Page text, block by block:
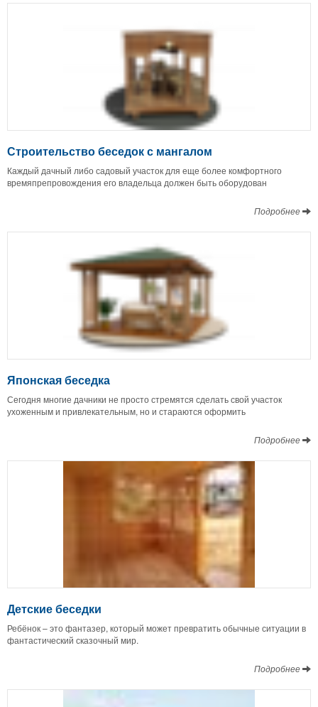
Строительство беседок с мангалом
Каждый дачный либо садовый участок для еще более комфортного
времяпрепровождения его владельца должен быть оборудован
Подробнее
Японская беседка
Сегодня многие дачники не просто стремятся сделать свой участок
ухоженным и привлекательным, но и стараются оформить
Подробнее
Детские беседки
Ребёнок – это фантазер, который может превратить обычные ситуации в
фантастический сказочный мир.
Подробнее